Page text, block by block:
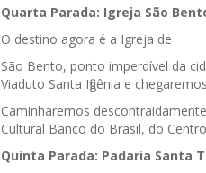
Quarta Parada: Igreja São
O destino agora é a Igreja de
São Bento, ponto imperdível da
Viaduto Santa Ifigênia e
Caminharemos
Cultural Banco do Brasil, do
Quinta Parada: Padaria Santa